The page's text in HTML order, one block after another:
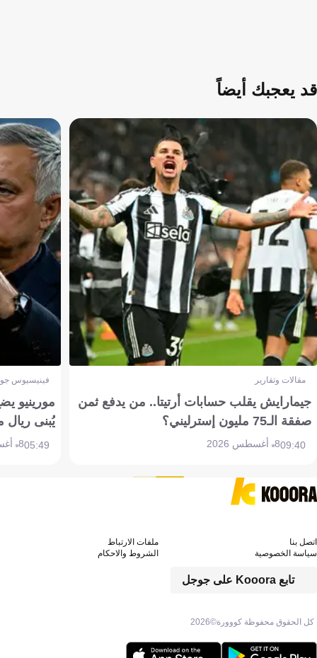
قد يعجبك أيضاً
مقالات وتقارير
جيمارايش يقلب حسابات أرتيتا.. من يدفع ثمن
صفقة الـ75 مليون إسترليني؟
09:408 أغسطس 2026
فينيسيوس
مورينيو
يُبنى ريال
05:498 أغسطس 2026
كل الحقوق محفوظة كووورة©2026
تابع Kooora على جوجل
اتصل بنا
ملفات الارتباط
سياسة الخصوصية
الشروط والاحكام